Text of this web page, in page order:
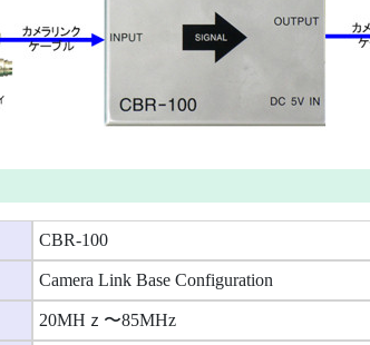
CBR-100
Camera Link Base Configuration
20MHｚ〜85MHz